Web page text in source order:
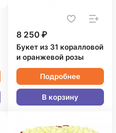
8 250 ₽
Букет из 31 коралловой
и оранжевой розы
Подробнее
В корзину